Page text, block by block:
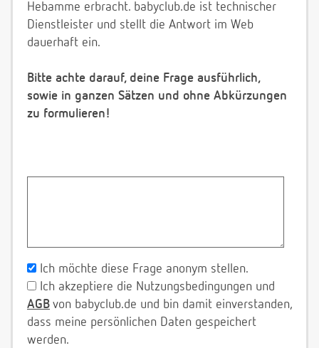
Hebamme erbracht. babyclub.de ist technischer
Dienstleister und stellt die Antwort im Web
dauerhaft ein.
Bitte achte darauf, deine Frage ausführlich,
sowie in ganzen Sätzen und ohne Abkürzungen
zu formulieren!
Ich möchte diese Frage anonym stellen.
Ich akzeptiere die Nutzungsbedingungen und
AGB von babyclub.de und bin damit einverstanden,
dass meine persönlichen Daten gespeichert
werden.